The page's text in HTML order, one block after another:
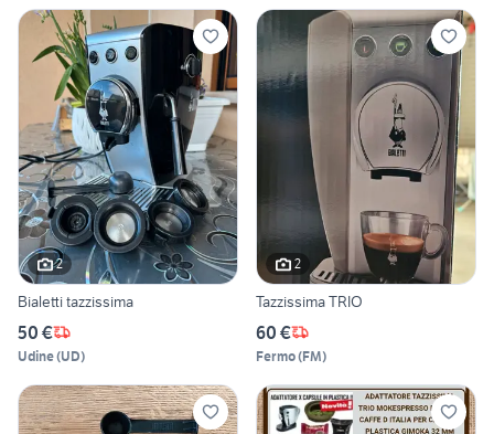
2
Bialetti tazzissima
50 €
Udine(UD)
2
Tazzissima TRIO
60 €
Fermo(FM)